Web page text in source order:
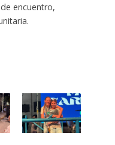
encuentro,